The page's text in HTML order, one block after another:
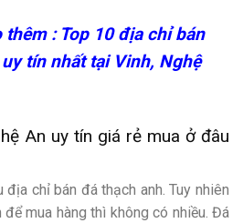
thêm : Top 10 địa chỉ bán
tín nhất tại Vinh, Nghệ
An uy tín giá rẻ mua ở đâu
chỉ bán đá thạch anh. Tuy nhiên
mua hàng thì không có nhiều. Đá